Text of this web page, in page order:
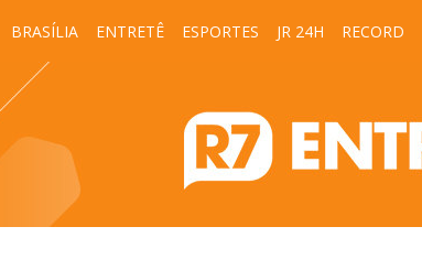
BRASÍLIA ENTRETÊ ESPORTES JR 24H RECORD